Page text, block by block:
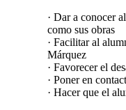
· Dar a conocer
como sus obras
· Facilitar al
Márquez
· Favorecer el
· Poner en
· Hacer que el